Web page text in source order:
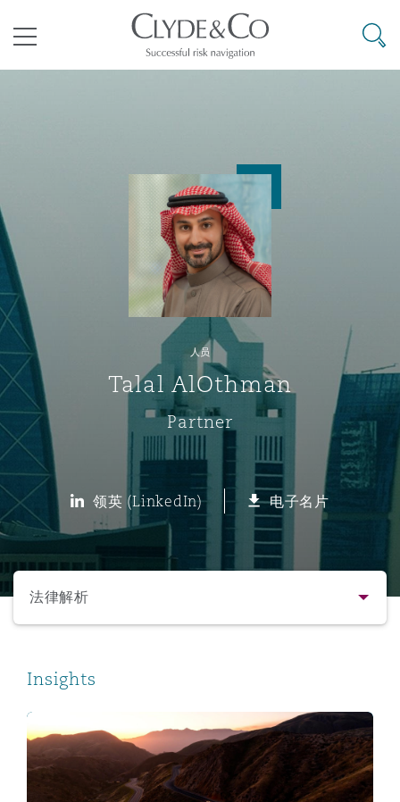
Carrier Liability
Commerical Dispute
Debt Recovery
Emergency Response & Crisis
Management
Finance & Leasing
MRO (Maintenance, Repair &
业与咨询 公司
企业、商业与合规保险
数据保护与隐私权
劳动、养老金和移民n
金融
议解决
Commercial Disputes
Commercial Litigation
源、海洋与贸易
Marine
Trade & Commodities
险和再保险
Casualty
Corporate, Commercial &
Insurance
Cyber Risk
Employers' & Public Liability
Employment Practices
Healthcare
目和建筑工程
环境保护法
基础设施
PPP/PFI
Public Procurement
房地产
管法规与调查
Compliance
External Investigations
Financial Services
Fraud & White-Collar Crime
Internal Investigations
Code
& Co Newton - 解锁智能索赔新模式
议融资
Eco Audit
普敦
累斯萨拉姆
翰内斯堡
罗比 – 联营办公室
京
里斯班
庆
港
隆坡 – 联营办公室
尔本
德里 – 联营办公室
斯
西哥城
约热内卢
地亚哥 – 联营办公室
保罗
罗
哈
拜
达
雅得
士顿
尔加里
加哥
拉斯
佛
萨斯城
斯维加斯
杉矶
尔法斯特
明翰
里斯托尔
里
柏林（圣史蒂芬绿地大厦）
塞尔多夫
拉斯哥（G1大厦）
目录
其礼律所事务所
搜寻
人员
Talal AlOthman
Partner
领英 (LinkedIn) 电子名片
选择所需部分
法律解析
业务领域
Insights
المملكة العربية السعودية: خطوة جديدة نحو مزيد من الشفافية